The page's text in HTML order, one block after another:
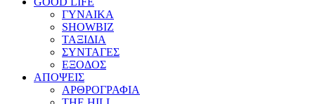
ΓΥΝΑΙΚΑ
SHOWBIZ
ΤΑΞΙΔΙΑ
ΣΥΝΤΑΓΕΣ
ΕΞΟΔΟΣ
ΑΠΟΨΕΙΣ
ΑΡΘΡΟΓΡΑΦΙΑ